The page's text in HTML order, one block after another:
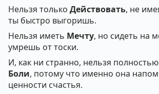
Нельзя только Действовать, не
ты быстро выгоришь.
Нельзя иметь Мечту, но сидеть на
умрешь от тоски.
И, как ни странно, нельзя
Боли, потому что именно она
ценности счастья.